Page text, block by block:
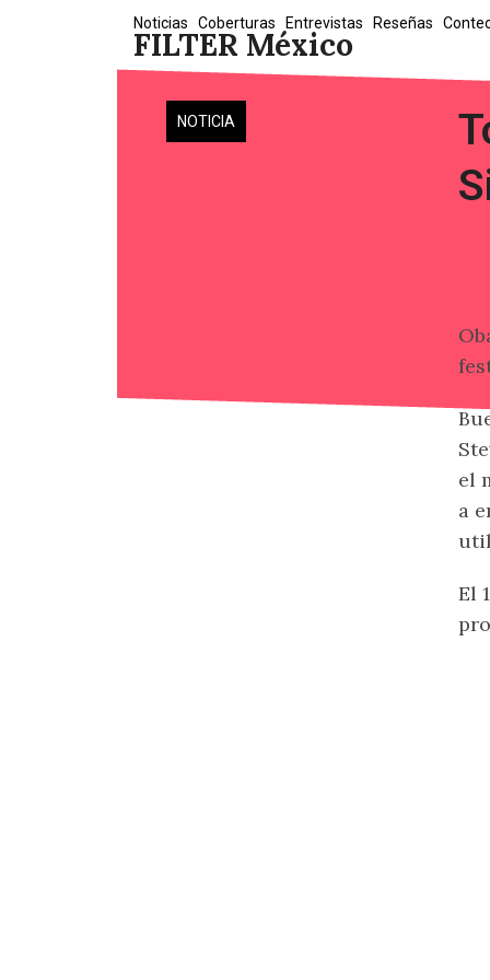
FILTER México
Noticias Coberturas Entrevistas Reseñas
NOTICIA
el
a
El